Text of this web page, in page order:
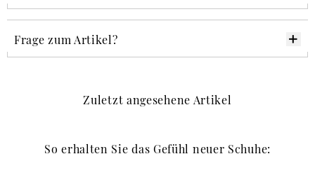
Frage zum Artikel?
Zuletzt angesehene Artikel
So erhalten Sie das Gefühl neuer Schuhe: